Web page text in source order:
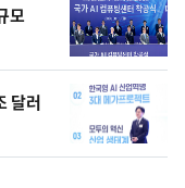
모
달러